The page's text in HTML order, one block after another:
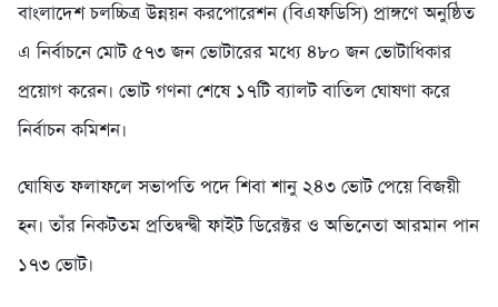
বাংলাদেশ চলচ্চিত্র উন্নয়ন করপোরেশন (বিএফডিসি) প্রাঙ্গণে অনুষ্ঠিত
এ নির্বাচনে মোট ৫৭৩ জন ভোটারের মধ্যে ৪৮০ জন ভোটাধিকার
প্রয়োগ করেন। ভোট গণনা শেষে ১৭টি ব্যালট বাতিল ঘোষণা করে
নির্বাচন কমিশন।
ঘোষিত ফলাফলে সভাপতি পদে শিবা শানু ২৪৩ ভোট পেয়ে বিজয়ী
হন। তাঁর নিকটতম প্রতিদ্বন্দ্বী ফাইট ডিরেক্টর ও অভিনেতা আরমান পান
১৭৩ ভোট।